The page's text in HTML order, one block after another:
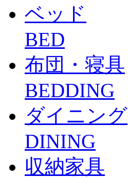
ベッド
BED
布団・寝具
BEDDING
ダイニング
DINING
収納家具